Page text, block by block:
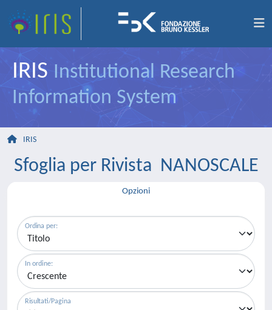
IRIS Institutional Research
Information System
IRIS
Sfoglia per Rivista NANOSCALE
Opzioni
Ordina per:
In ordine:
Risultati/Pagina